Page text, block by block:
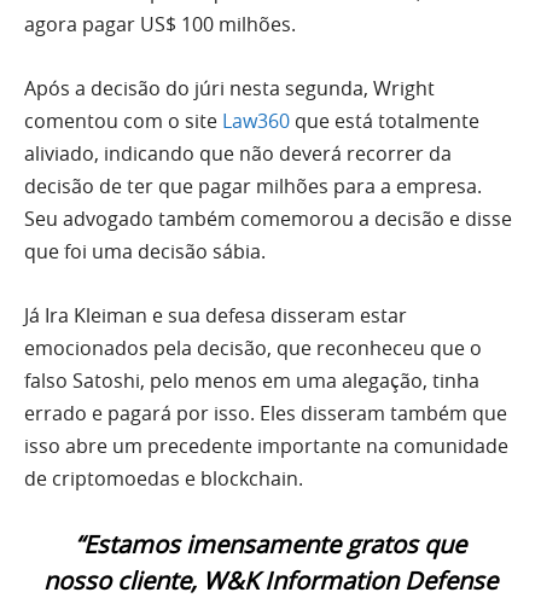
agora pagar US$ 100 milhões.
Após a decisão do júri nesta segunda, Wright
comentou com o site Law360 que está totalmente
aliviado, indicando que não deverá recorrer da
decisão de ter que pagar milhões para a empresa.
Seu advogado também comemorou a decisão e disse
que foi uma decisão sábia.
Já Ira Kleiman e sua defesa disseram estar
emocionados pela decisão, que reconheceu que o
falso Satoshi, pelo menos em uma alegação, tinha
errado e pagará por isso. Eles disseram também que
isso abre um precedente importante na comunidade
de criptomoedas e blockchain.
“Estamos imensamente gratos que
nosso cliente, W&K Information Defense